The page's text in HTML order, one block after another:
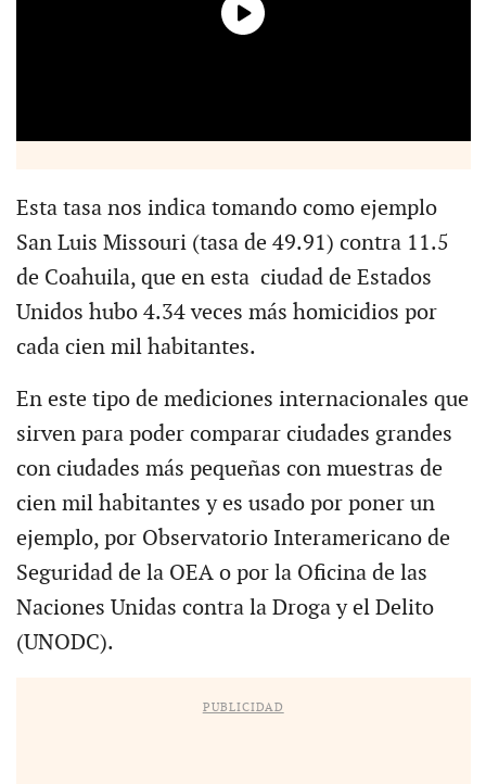
Esta tasa nos indica tomando como ejemplo
San Luis Missouri (tasa de 49.91) contra 11.5
de Coahuila, que en esta ciudad de Estados
Unidos hubo 4.34 veces más homicidios por
cada cien mil habitantes.
En este tipo de mediciones internacionales que
sirven para poder comparar ciudades grandes
con ciudades más pequeñas con muestras de
cien mil habitantes y es usado por poner un
ejemplo, por Observatorio Interamericano de
Seguridad de la OEA o por la Oficina de las
Naciones Unidas contra la Droga y el Delito
(UNODC).
PUBLICIDAD